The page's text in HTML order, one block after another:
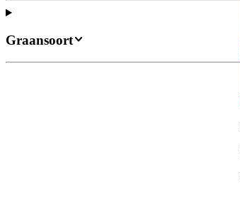
Graansoort